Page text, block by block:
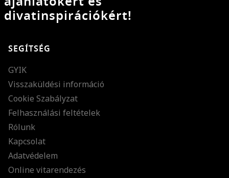
divatinspirációkért!
SEGÍTSÉG
GYIK
Visszaküldési információ
Cookie Szabályzat
Felhasználási feltételek
Rólunk
Kapcsolat
Adatvédelem
Online vitarendezés